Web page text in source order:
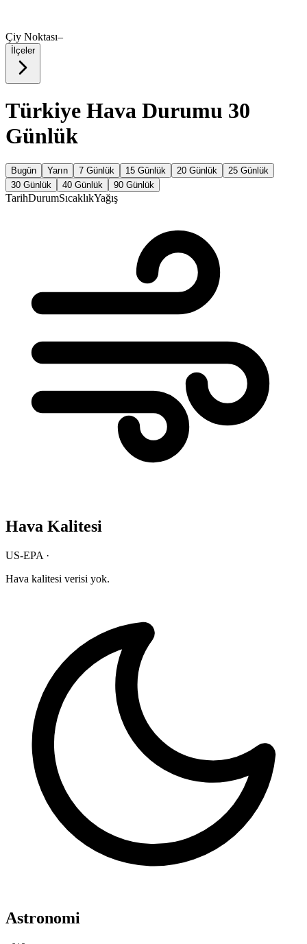
Çiy Noktası–
İlçeler
Türkiye Hava Durumu 30
Günlük
Bugün Yarın 7 Günlük 15 Günlük 20 Günlük
25 Günlük
30 Günlük
40 Günlük 90 Günlük
TarihDurumSıcaklıkYağış
Hava Kalitesi
US-EPA ·
Hava kalitesi verisi yok.
Astronomi